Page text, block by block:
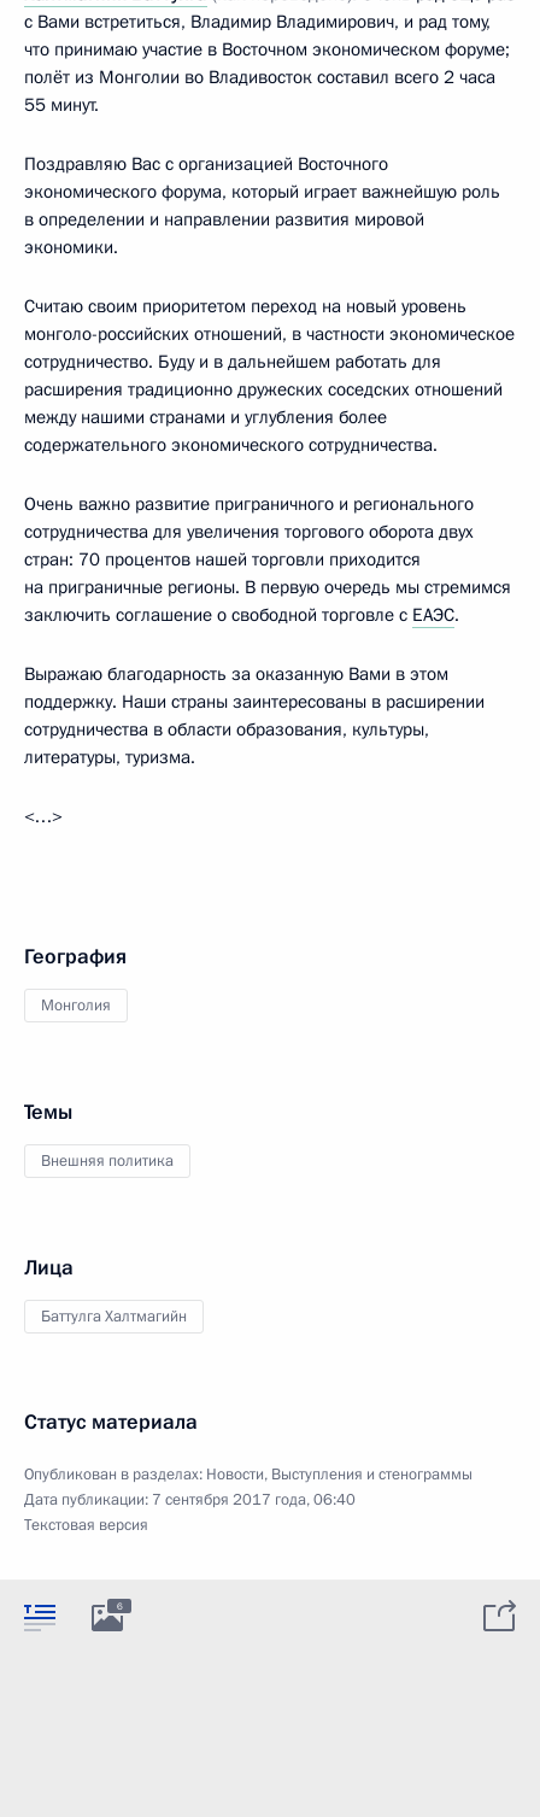
с Вами встретиться, Владимир Владимирович, и рад тому,
что принимаю участие в Восточном экономическом форуме;
полёт из Монголии во Владивосток составил всего 2 часа
55 минут.
Поздравляю Вас с организацией Восточного
экономического форума, который играет важнейшую роль
в определении и направлении развития мировой
экономики.
Считаю своим приоритетом переход на новый уровень
монголо-российских отношений, в частности экономическое
сотрудничество. Буду и в дальнейшем работать для
расширения традиционно дружеских соседских отношений
между нашими странами и углубления более
содержательного экономического сотрудничества.
Очень важно развитие приграничного и регионального
сотрудничества для увеличения торгового оборота двух
стран: 70 процентов нашей торговли приходится
на приграничные регионы. В первую очередь мы стремимся
заключить соглашение о свободной торговле с ЕАЭС.
Выражаю благодарность за оказанную Вами в этом
поддержку. Наши страны заинтересованы в расширении
сотрудничества в области образования, культуры,
литературы, туризма.
<…>
География
Монголия
Темы
Внешняя политика
Лица
Баттулга Халтмагийн
Статус материала
Опубликован в разделах: Новости, Выступления и стенограммы
Дата публикации: 7 сентября 2017 года, 06:40
Текстовая версия
6